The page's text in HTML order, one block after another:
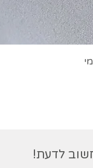
לדעת!